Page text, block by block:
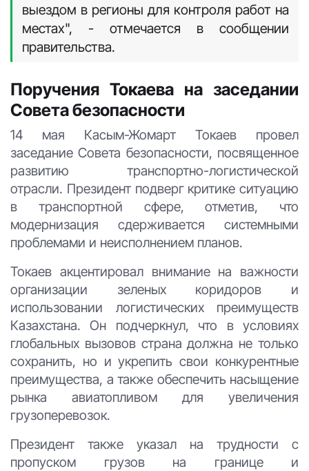
выездом в регионы для контроля работ на
местах", - отмечается в сообщении
правительства.
Поручения Токаева на заседании
Совета безопасности
14 мая Касым-Жомарт Токаев провел
заседание Совета безопасности, посвященное
развитию транспортно-логистической
отрасли. Президент подверг критике ситуацию
в транспортной сфере, отметив, что
модернизация сдерживается системными
проблемами и неисполнением планов.
Токаев акцентировал внимание на важности
организации зеленых коридоров и
использовании логистических преимуществ
Казахстана. Он подчеркнул, что в условиях
глобальных вызовов страна должна не только
сохранить, но и укрепить свои конкурентные
преимущества, а также обеспечить насыщение
рынка авиатопливом для увеличения
грузоперевозок.
Президент также указал на трудности с
пропуском грузов на границе и